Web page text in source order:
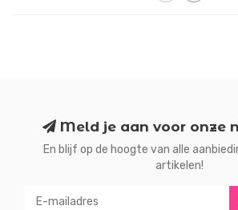
Meld je aan voor onze
En blijf op de hoogte van alle
artikelen!